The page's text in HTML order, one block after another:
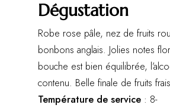
Dégustation
Robe rose pâle, nez de fruits
bonbons anglais. Jolies notes
bouche est bien équilibrée,
contenu. Belle finale de fruits
Température de service : 8-